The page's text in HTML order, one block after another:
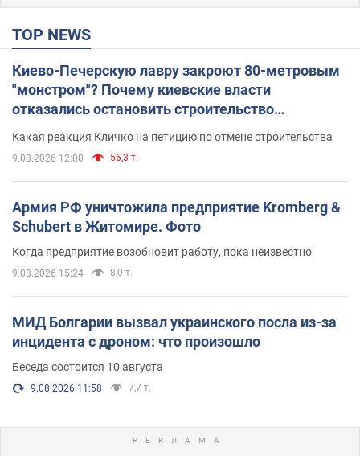
TOP NEWS
Киево-Печерскую лавру закроют 80-метровым
"монстром"? Почему киевские власти
отказались остановить строительство
небоскреба "московского верующего"
Какая реакция Кличко на петицию по отмене строительства
9.08.2026 12:00 56,3 т.
Армия РФ уничтожила предприятие Kromberg &
Schubert в Житомире. Фото
Когда предприятие возобновит работу, пока неизвестно
9.08.2026 15:24 8,0 т.
МИД Болгарии вызвал украинского посла из-за
инцидента с дроном: что произошло
Беседа состоится 10 августа
9.08.2026 11:58 7,7 т.